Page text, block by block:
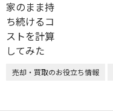
売却・買取のお役立ち情報